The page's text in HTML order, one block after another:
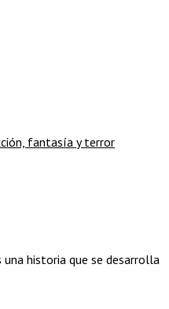
fantasía y terror
historia que se desarrolla